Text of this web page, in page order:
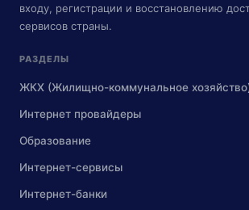
входу, регистрации и восстановлению
сервисов страны.
РАЗДЕЛЫ
ЖКХ (Жилищно-коммунальное
Интернет провайдеры
Образование
Интернет-сервисы
Интернет-банки